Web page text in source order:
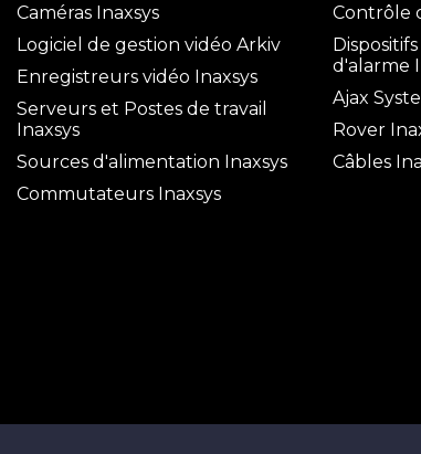
Caméras Inaxsys
Logiciel de gestion vidéo Arkiv
Enregistreurs vidéo Inaxsys
Serveurs et Postes de travail
Inaxsys
Sources d'alimentation Inaxsys
Commutateurs Inaxsys
Contrôle
d'alarme
Ajax
Rover
Câbles